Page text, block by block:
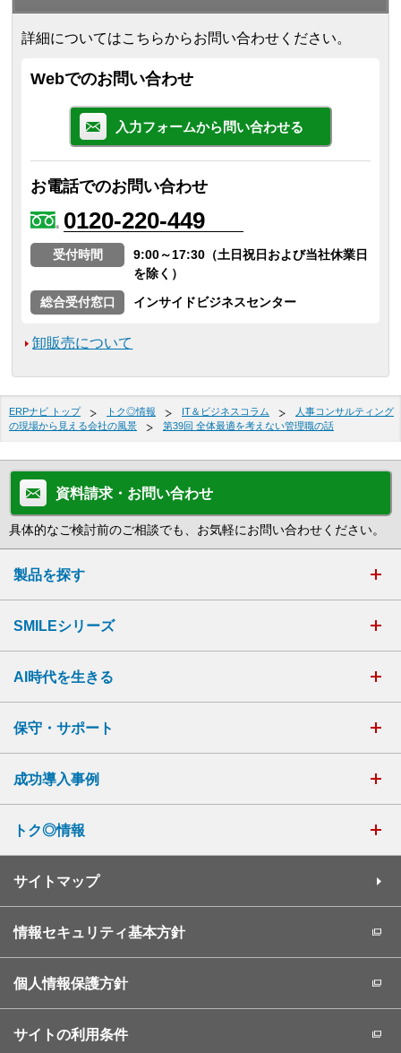
詳細についてはこちらからお問い合わせください。
Webでのお問い合わせ
入力フォームから問い合わせる
お電話でのお問い合わせ
0120-220-449
受付時間
9:00～17:30（土日祝日および当社休業日
を除く）
総合受付窓口
インサイドビジネスセンター
卸販売について
ERPナビ トップ トク◎情報 IT＆ビジネスコラム
人事コンサルティング
の現場から見える会社の風景
第39回 全体最適を考えない管理職の話
資料請求・お問い合わせ
具体的なご検討前のご相談でも、お気軽にお問い合わせください。
製品を探す
SMILEシリーズ
AI時代を生きる
保守・サポート
成功導入事例
トク◎情報
サイトマップ
情報セキュリティ基本方針
個人情報保護方針
サイトの利用条件